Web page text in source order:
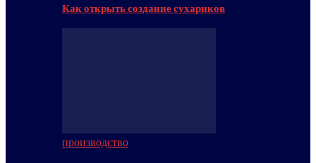
Как открыть создание сухариков
производство